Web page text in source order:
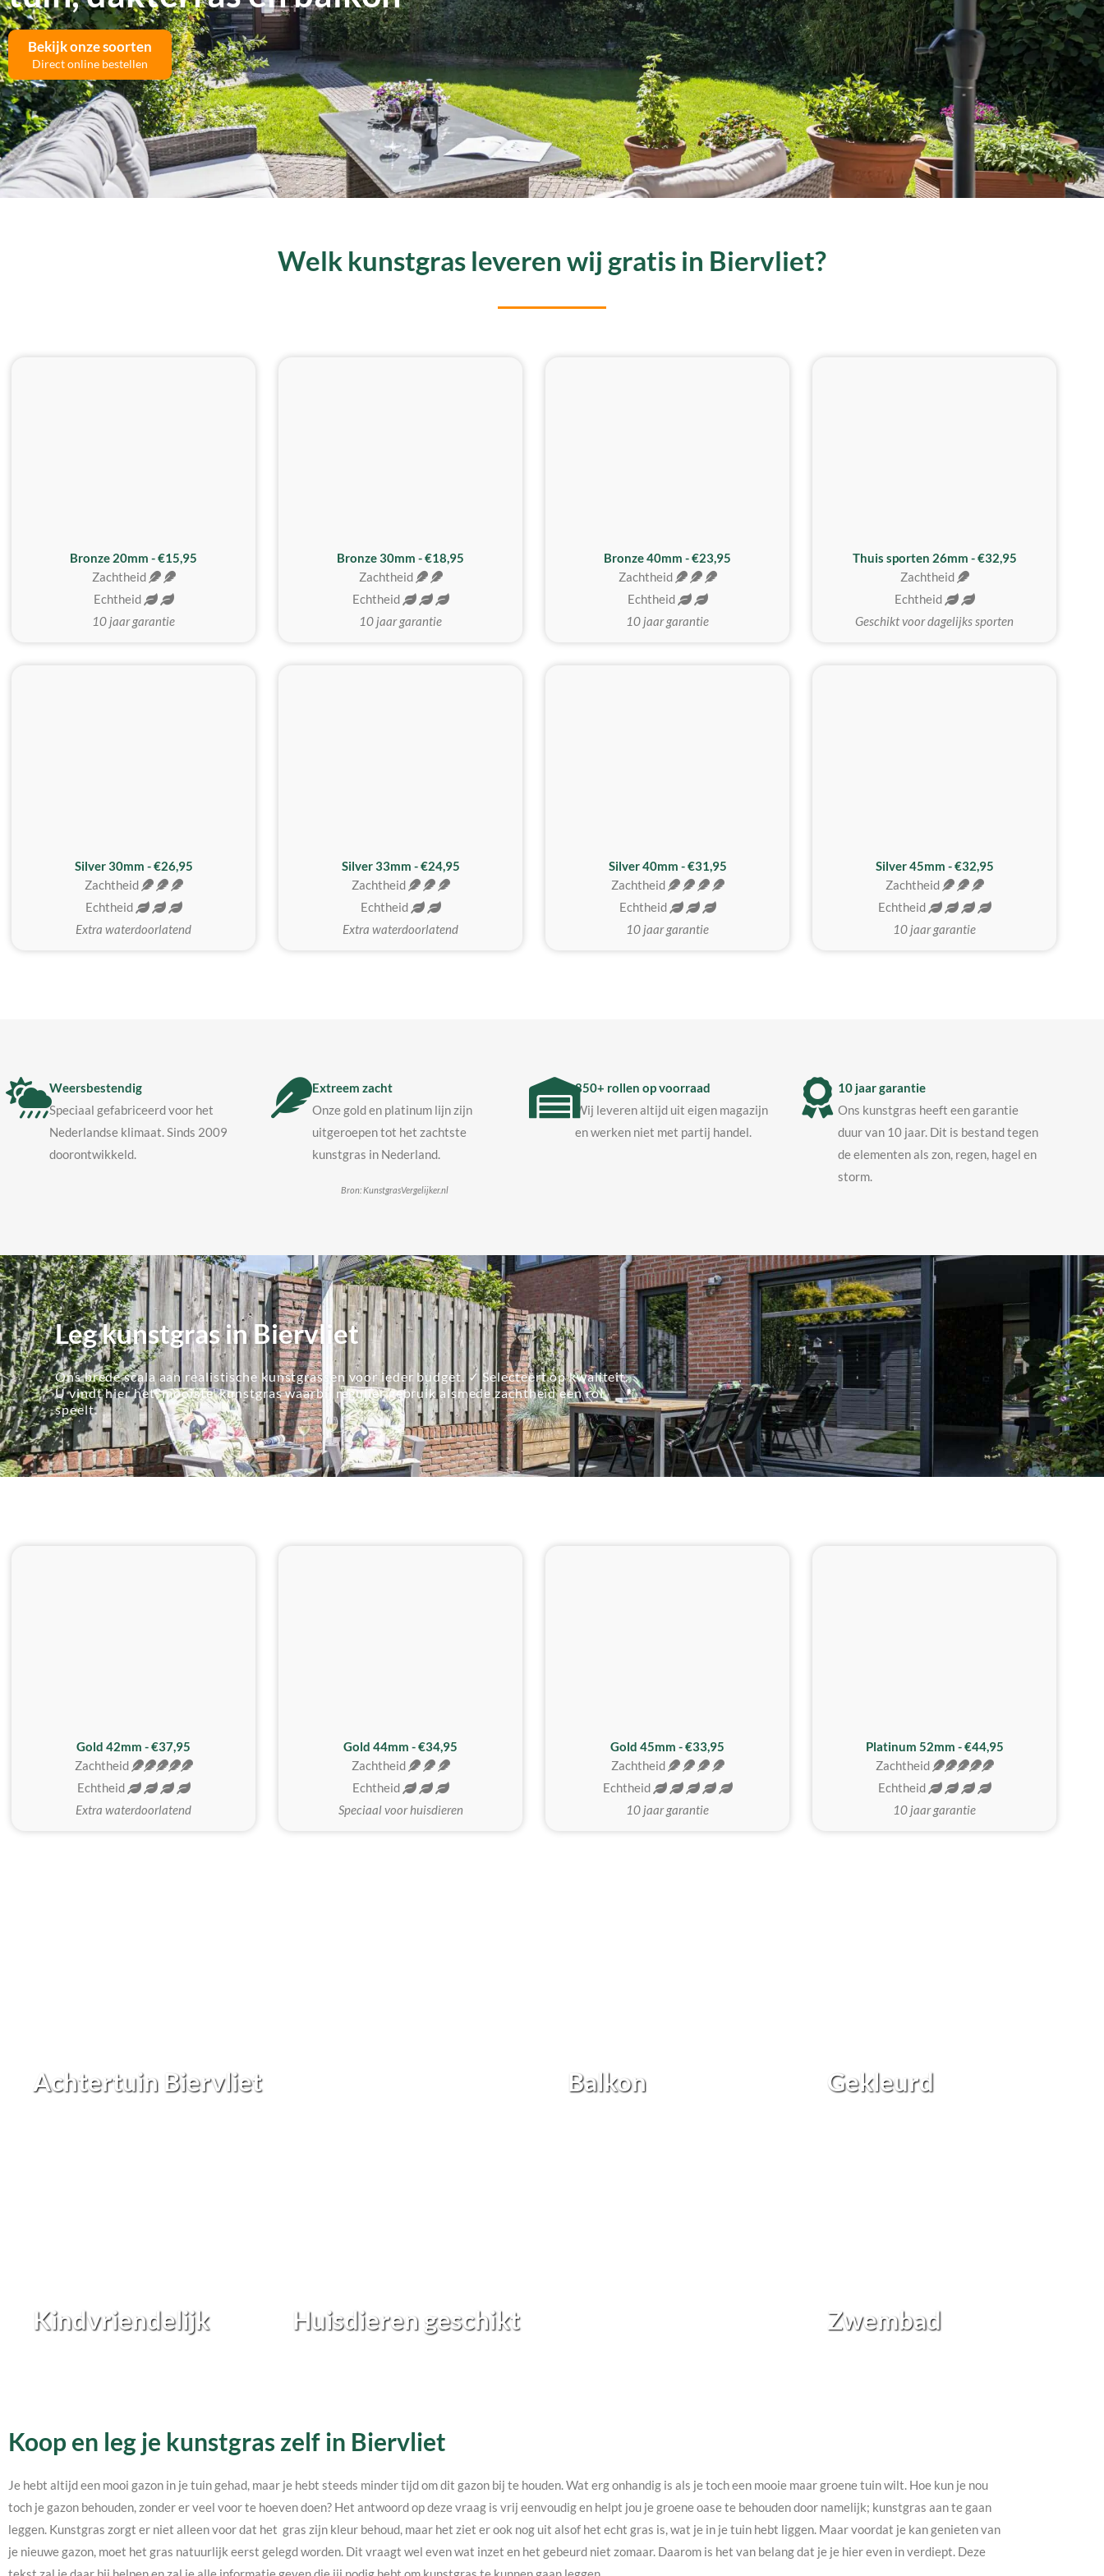
Bekijk onze soorten
Direct online bestellen
Welk kunstgras leveren wij gratis in Biervliet?
Bronze 20mm - €15,95
Zachtheid
Echtheid
10 jaar garantie
Bronze 30mm - €18,95
Zachtheid
Echtheid
10 jaar garantie
Bronze 40mm - €23,95
Zachtheid
Echtheid
10 jaar garantie
Thuis sporten 26mm - €32,95
Zachtheid
Echtheid
Geschikt voor dagelijks sporten
Silver 30mm - €26,95
Zachtheid
Echtheid
Extra waterdoorlatend
Silver 33mm - €24,95
Zachtheid
Echtheid
Extra waterdoorlatend
Silver 40mm - €31,95
Zachtheid
Echtheid
10 jaar garantie
MEEST GEKOZEN
Silver 45mm - €32,95
Zachtheid
Echtheid
10 jaar garantie
Weersbestendig
Speciaal gefabriceerd voor het
Nederlandse klimaat. Sinds 2009
doorontwikkeld.
Extreem zacht
Onze gold en platinum lijn zijn
uitgeroepen tot het zachtste
kunstgras in Nederland.
Bron: KunstgrasVergelijker.nl
850+ rollen op voorraad
Wij leveren altijd uit eigen magazijn
en werken niet met partij handel.
10 jaar garantie
Ons kunstgras heeft een garantie
duur van 10 jaar. Dit is bestand tegen
de elementen als zon, regen, hagel en
storm.
Leg kunstgras in Biervliet
Ons brede scala aan realistische kunstgrassen voor ieder budget. ✓ Selecteert op kwaliteit.
U vindt hier het 'mooiste' kunstgras waarbij regulier gebruik alsmede zachtheid een rol
speelt.
Gold 42mm - €37,95
Zachtheid
Echtheid
Extra waterdoorlatend
Gold 44mm - €34,95
Zachtheid
Echtheid
Speciaal voor huisdieren
Gold 45mm - €33,95
Zachtheid
Echtheid
10 jaar garantie
Platinum 52mm - €44,95
Zachtheid
Echtheid
10 jaar garantie
Achtertuin Biervliet Balkon Gekleurd
Kindvriendelijk Huisdieren geschikt Zwembad
Koop en leg je kunstgras zelf in Biervliet
Je hebt altijd een mooi gazon in je tuin gehad, maar je hebt steeds minder tijd om dit gazon bij te houden. Wat erg onhandig is als je toch een mooie maar groene tuin wilt. Hoe kun je nou
toch je gazon behouden, zonder er veel voor te hoeven doen? Het antwoord op deze vraag is vrij eenvoudig en helpt jou je groene oase te behouden door namelijk; kunstgras aan te gaan
leggen. Kunstgras zorgt er niet alleen voor dat het gras zijn kleur behoud, maar het ziet er ook nog uit alsof het echt gras is, wat je in je tuin hebt liggen. Maar voordat je kan genieten van
je nieuwe gazon, moet het gras natuurlijk eerst gelegd worden. Dit vraagt wel even wat inzet en het gebeurd niet zomaar. Daarom is het van belang dat je je hier even in verdiept. Deze